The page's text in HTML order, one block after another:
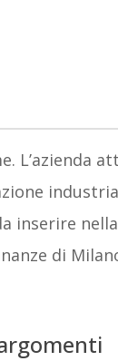
L’azienda
inserire
di